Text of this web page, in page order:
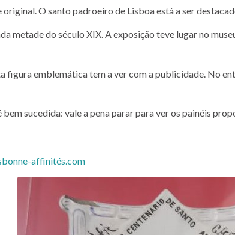
O santo padroeiro de Lisboa está a ser
metade do século XIX. A exposição teve lugar no
figura emblemática tem a ver com a publicidade. No
sucedida: vale a pena parar para ver os painéis
affinités.com